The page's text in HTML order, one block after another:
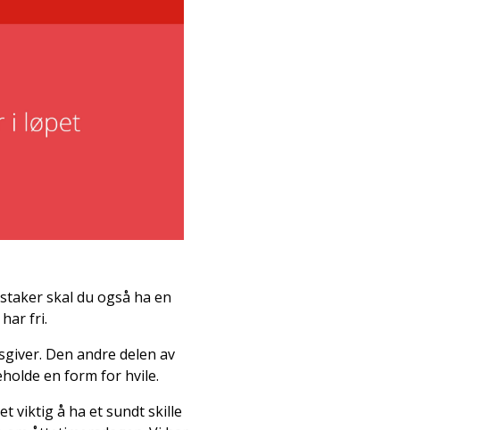
skal du også ha en
fri.
Den andre delen av
en form for hvile.
viktig å ha et sundt skille